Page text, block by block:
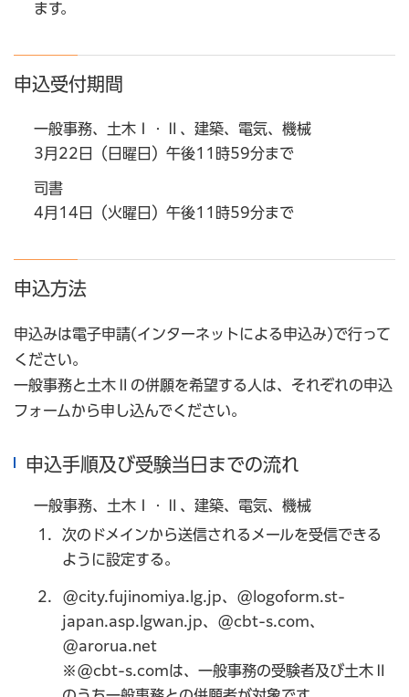
ます。
申込受付期間
一般事務、土木Ⅰ・Ⅱ、建築、電気、機械
3月22日（日曜日）午後11時59分まで
司書
4月14日（火曜日）午後11時59分まで
申込方法
申込みは電子申請(インターネットによる申込み)で行って
ください。
一般事務と土木Ⅱの併願を希望する人は、それぞれの申込
フォームから申し込んでください。
申込手順及び受験当日までの流れ
一般事務、土木Ⅰ・Ⅱ、建築、電気、機械
次のドメインから送信されるメールを受信できる
ように設定する。
@city.fujinomiya.lg.jp、@logoform.st-
japan.asp.lgwan.jp、@cbt-s.com、
@arorua.net
※@cbt-s.comは、一般事務の受験者及び土木Ⅱ